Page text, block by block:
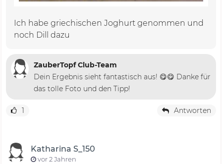
Ich habe griechischen Joghurt genommen und
noch Dill dazu
ZauberTopf Club-Team
Dein Ergebnis sieht fantastisch aus! 😋😋 Danke für
das tolle Foto und den Tipp!
1 Antworten
Katharina S_150
vor 2 Jahren